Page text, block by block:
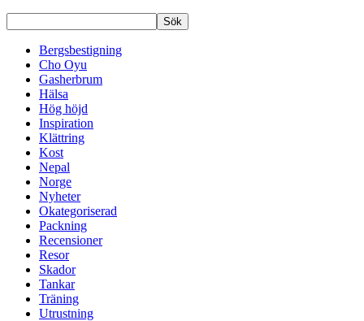
Bergsbestigning
Cho Oyu
Gasherbrum
Hälsa
Hög höjd
Inspiration
Klättring
Kost
Nepal
Norge
Nyheter
Okategoriserad
Packning
Recensioner
Resor
Skador
Tankar
Träning
Utrustning